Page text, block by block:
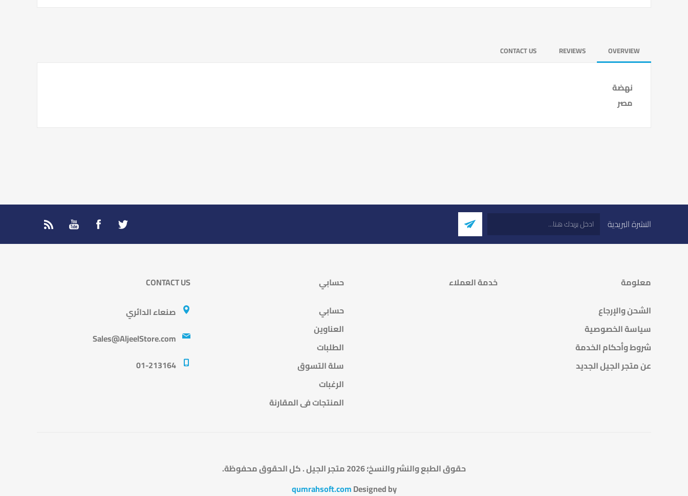
OVERVIEW
REVIEWS
CONTACT US
نهضة
مصر
النشرة البريدية
معلومة
الشحن والإرجاع
سياسة الخصوصية
شروط وأحكام الخدمة
عن متجر الجيل الجديد
خدمة العملاء
حسابي
حسابي
العناوين
الطلبات
سلة التسوق
الرغبات
المنتجات فى المقارنة
CONTACT US
صنعاء الدائري
Sales@AljeelStore.com
01-213164
حقوق الطبع والنشر والنسخ؛ 2026 متجر الجيل . كل الحقوق محفوظة.
Designed by
qumrahsoft.com